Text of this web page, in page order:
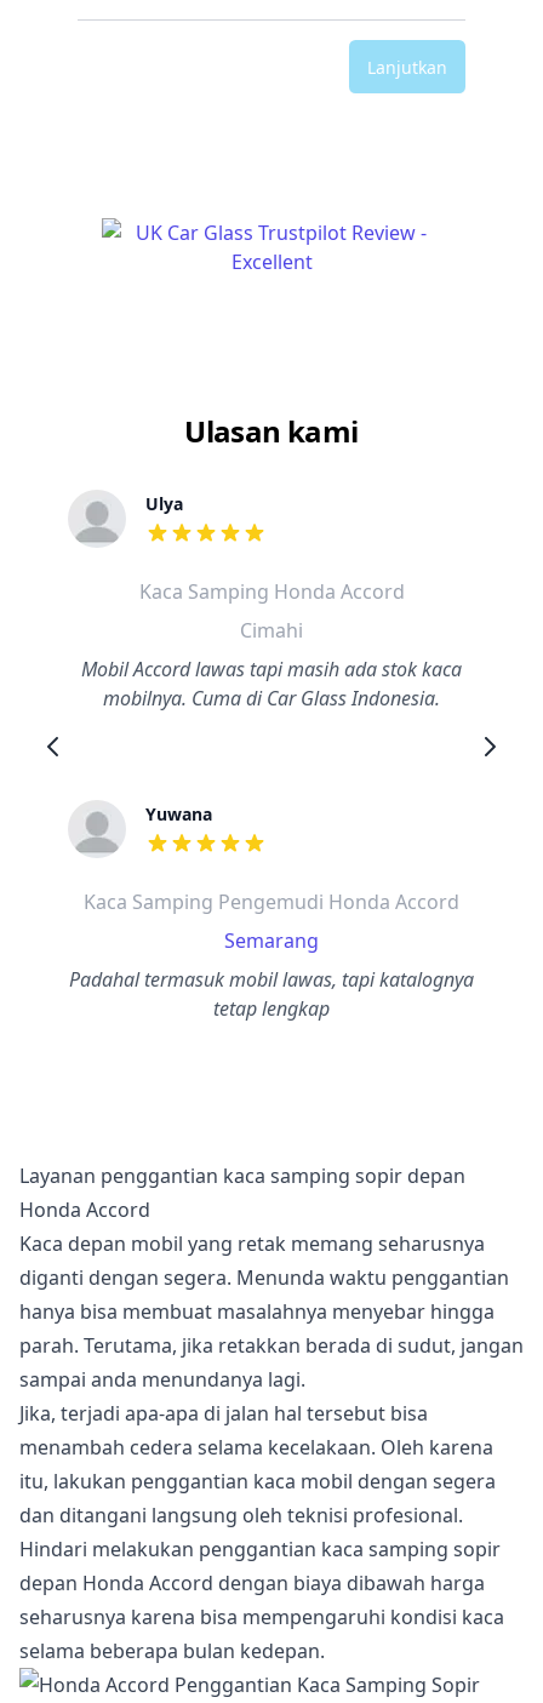
Lanjutkan
Ulasan kami
Ulya
dari ulasan adalah bintang lima
Kaca Samping Honda Accord
Cimahi
Mobil Accord lawas tapi masih ada stok kaca
mobilnya. Cuma di Car Glass Indonesia.
Yuwana
dari ulasan adalah bintang lima
Kaca Samping Pengemudi Honda Accord
Semarang
Padahal termasuk mobil lawas, tapi katalognya
tetap lengkap
Layanan penggantian kaca samping sopir depan
Honda Accord
Kaca depan mobil yang retak memang seharusnya
diganti dengan segera. Menunda waktu penggantian
hanya bisa membuat masalahnya menyebar hingga
parah. Terutama, jika retakkan berada di sudut, jangan
sampai anda menundanya lagi.
Jika, terjadi apa-apa di jalan hal tersebut bisa
menambah cedera selama kecelakaan. Oleh karena
itu, lakukan penggantian kaca mobil dengan segera
dan ditangani langsung oleh teknisi profesional.
Hindari melakukan penggantian kaca samping sopir
depan Honda Accord dengan biaya dibawah harga
seharusnya karena bisa mempengaruhi kondisi kaca
selama beberapa bulan kedepan.